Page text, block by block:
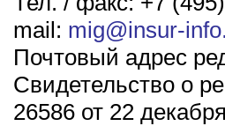
mail: mig@insur-
Почтовый адрес
Свидетельство о
26586 от 22